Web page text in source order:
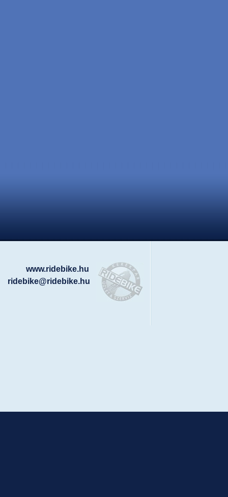
www.ridebike.hu
ridebike@ridebike.hu